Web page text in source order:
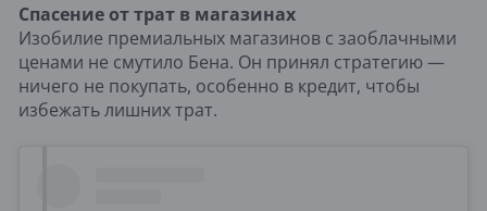
Спасение от трат в магазинах
Изобилие премиальных магазинов с заоблачными
ценами не смутило Бена. Он принял стратегию —
ничего не покупать, особенно в кредит, чтобы
избежать лишних трат.